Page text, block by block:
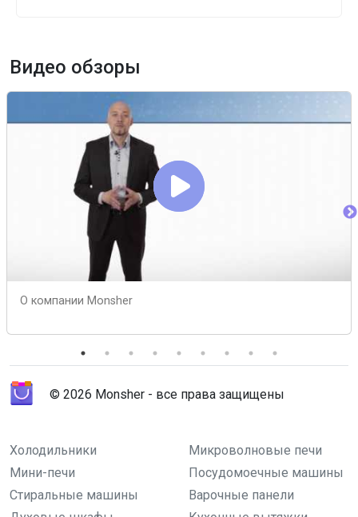
Видео обзоры
О компании Monsher
© 2026 Monsher - все права защищены
Холодильники
Микроволновые печи
Мини-печи
Посудомоечные машины
Стиральные машины
Варочные панели